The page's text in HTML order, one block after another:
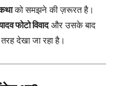
को समझने की ज़रूरत है।
फोटो विवादऔर उसके बाद
देखा जा रहा है।